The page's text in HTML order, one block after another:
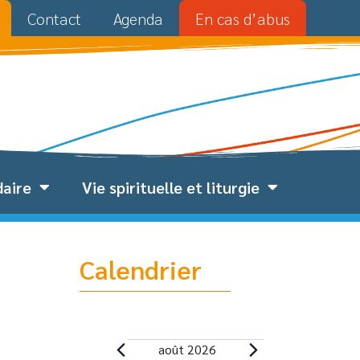
Contact Agenda En cas d’abus
Vie spirituelle et liturgie
Calendrier
août 2026